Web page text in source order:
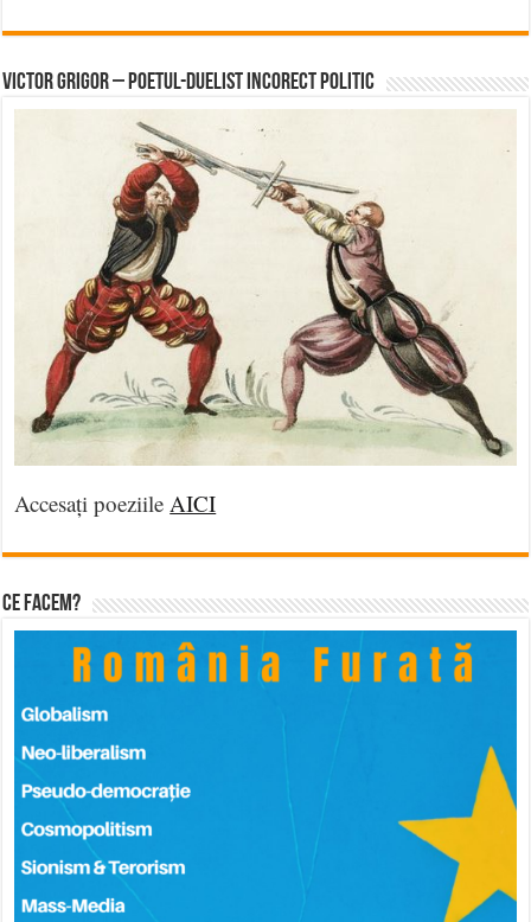
Victor Grigor – Poetul-Duelist Incorect Politic
Accesați poeziileAICI
Ce facem?